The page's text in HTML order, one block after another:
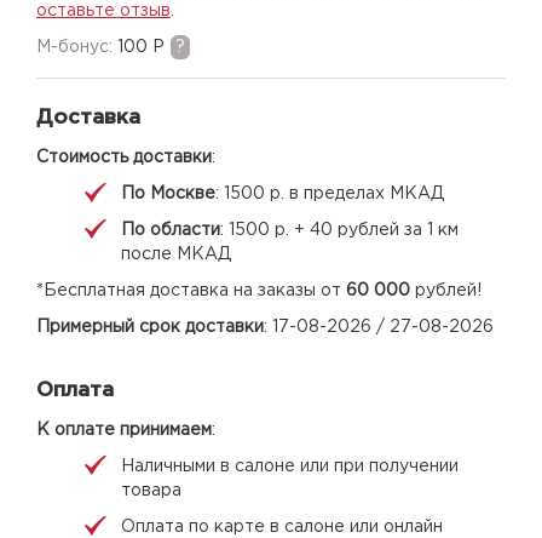
оставьте отзыв
M-бонус: 100 Р ?
Доставка
Стоимость доставки:
По Москве: 1500 р. в пределах МКАД
По области: 1500 р. + 40 рублей за 1 км
после МКАД
*Бесплатная доставка на заказы от 60 000 рублей!
Примерный срок доставки: 17-08-2026 / 27-08-2026
Оплата
К оплате принимаем:
Наличными в салоне или при получении
товара
Оплата по карте в салоне или онлайн